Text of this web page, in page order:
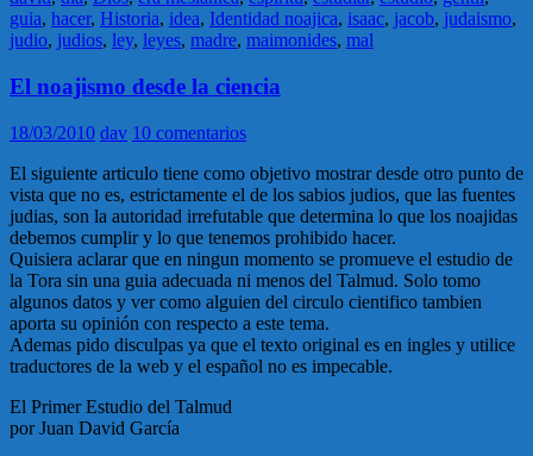
guia, hacer, Historia, idea, Identidad noajica, isaac, jacob, judaismo,
judio, judios, ley, leyes, madre, maimonides, mal
El noajismo desde la ciencia
18/03/2010 dav 10 comentarios
El siguiente articulo tiene como objetivo mostrar desde otro punto de
vista que no es, estrictamente el de los sabios judios, que las fuentes
judias, son la autoridad irrefutable que determina lo que los noajidas
debemos cumplir y lo que tenemos prohibido hacer.
Quisiera aclarar que en ningun momento se promueve el estudio de
la Tora sin una guia adecuada ni menos del Talmud. Solo tomo
algunos datos y ver como alguien del circulo cientifico tambien
aporta su opinión con respecto a este tema.
Ademas pido disculpas ya que el texto original es en ingles y utilice
traductores de la web y el español no es impecable.
El Primer Estudio del Talmud
por Juan David García